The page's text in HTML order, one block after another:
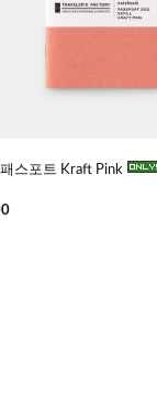
패스포트 Kraft Pink